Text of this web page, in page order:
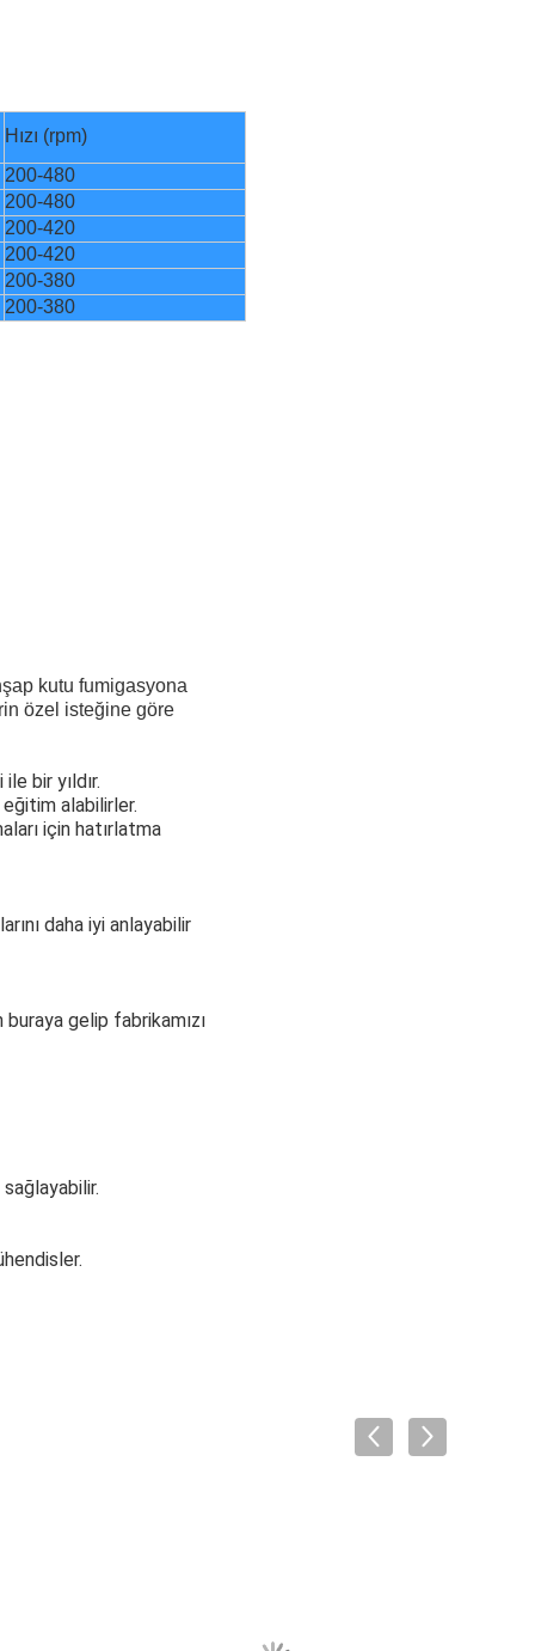
Hızı (rpm)
200-480
200-480
200-420
200-420
200-380
200-380
kutu fumigasyona
özel isteğine göre
bir yıldır.
eğitim alabilirler.
için hatırlatma
daha iyi anlayabilir
buraya gelip fabrikamızı